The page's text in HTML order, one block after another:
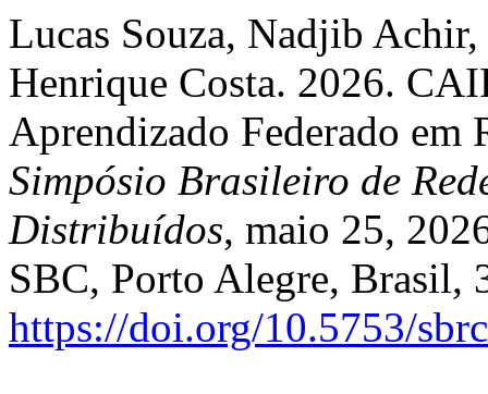
Lucas Souza, Nadjib
Henrique Costa. 2026.
Aprendizado Federado em
Simpósio Brasileiro de
Distribuídos, maio 25,
SBC, Porto Alegre, Brasil,
https://doi.org/10.5753/